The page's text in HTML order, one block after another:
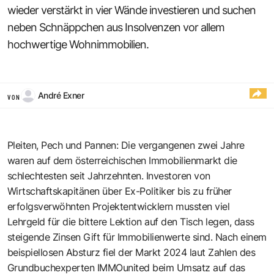
wieder verstärkt in vier Wände investieren und suchen
neben Schnäppchen aus Insolvenzen vor allem
hochwertige Wohnimmobilien.
VON André Exner
Pleiten, Pech und Pannen: Die vergangenen zwei Jahre
waren auf dem österreichischen Immobilienmarkt die
schlechtesten seit Jahrzehnten. Investoren von
Wirtschaftskapitänen über Ex-Politiker bis zu früher
erfolgsverwöhnten Projektentwicklern mussten viel
Lehrgeld für die bittere Lektion auf den Tisch legen, dass
steigende Zinsen Gift für Immobilienwerte sind. Nach einem
beispiellosen Absturz fiel der Markt 2024 laut Zahlen des
Grundbuchexperten IMMOunited beim Umsatz auf das